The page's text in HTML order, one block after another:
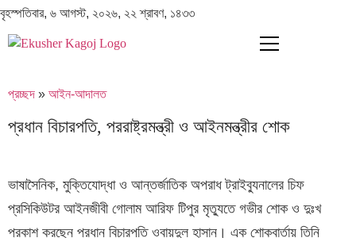
বৃহস্পতিবার, ৬ আগস্ট, ২০২৬, ২২ শ্রাবণ, ১৪৩৩
প্রচ্ছদ » আইন-আদালত
প্রধান বিচারপতি, পররাষ্ট্রমন্ত্রী ও আইনমন্ত্রীর শোক
ভাষাসৈনিক, মুক্তিযোদ্ধা ও আন্তর্জাতিক অপরাধ ট্রাইব্যুনালের চিফ
প্রসিকিউটর আইনজীবী গোলাম আরিফ টিপুর মৃত্যুতে গভীর শোক ও দুঃখ
প্রকাশ করছেন প্রধান বিচারপতি ওবায়দুল হাসান। এক শোকবার্তায় তিনি